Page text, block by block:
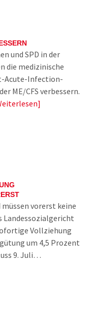
und SPD in der
die medizinische
Acute-Infection-
ME/CFS verbessern.
vorerst keine
Landessozialgericht
Vollziehung
um 4,5 Prozent
9. Juli…